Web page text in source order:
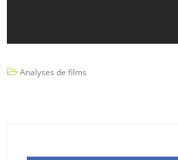
Analyses de films